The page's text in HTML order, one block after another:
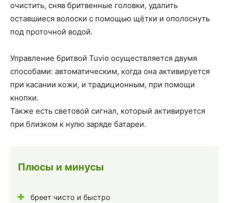
очистить, сняв бритвенные головки, удалить
оставшиеся волоски с помощью щётки и ополоснуть
под проточной водой.
Управление бритвой Tuvio осуществляется двумя
способами: автоматическим, когда она активируется
при касании кожи, и традиционным, при помощи
кнопки.
Также есть световой сигнал, который активируется
при близком к нулю заряде батареи.
Плюсы и минусы
бреет чисто и быстро